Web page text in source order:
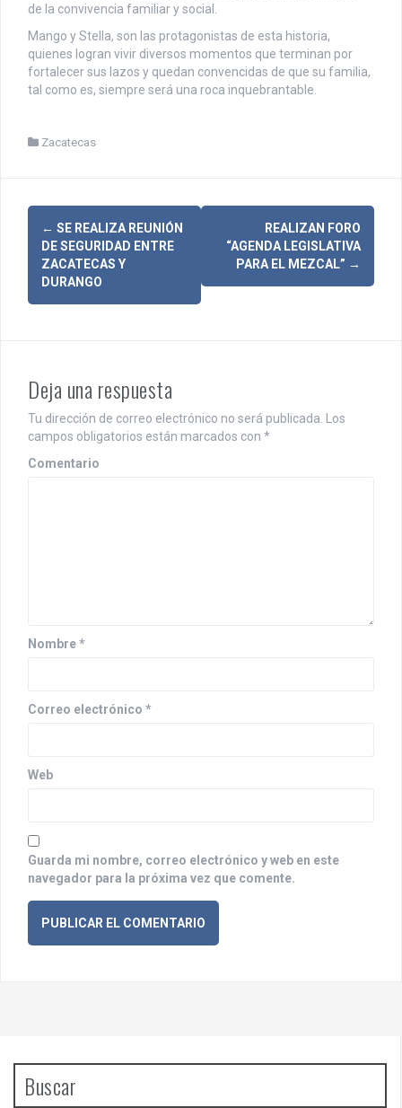
de la convivencia familiar y social.
Mango y Stella, son las protagonistas de esta historia,
quienes logran vivir diversos momentos que terminan por
fortalecer sus lazos y quedan convencidas de que su familia,
tal como es, siempre será una roca inquebrantable.
Zacatecas
N
v
a
c
i
n
r
d
s
← SE REALIZA REUNIÓN
DE SEGURIDAD ENTRE
ZACATECAS Y
DURANGO
REALIZAN FORO
“AGENDA LEGISLATIVA
PARA EL MEZCAL” →
Deja una respuesta
Tu dirección de correo electrónico no será publicada.
Los
campos obligatorios están marcados con *
Comentario
Nombre*
Correo electrónico *
Web
Guarda mi nombre, correo electrónico y web en este
navegador para la próxima vez que comente.
Buscar